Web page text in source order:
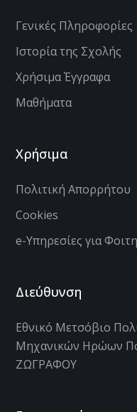
Γενικές Πληροφορίες
Ιστορία της Σχολής
Χρήσιμα Έγγραφα
Μαθήματα
Χρήσιμα
Πολιτική Απορρήτου
Cookies
e-Υπηρεσίες για
Διεύθυνση
Εθνικό Μετσόβιο
Μηχανικών Ηρώων
ΖΩΓΡΑΦΟΥ